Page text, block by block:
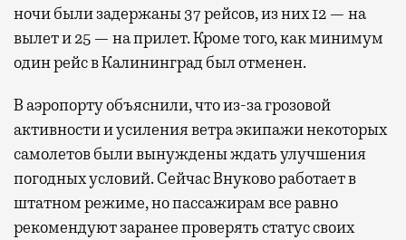
ночи были задержаны 37 рейсов, из них 12 — на
вылет и 25 — на прилет. Кроме того, как минимум
один рейс в Калининград был отменен.
В аэропорту объяснили, что из-за грозовой
активности и усиления ветра экипажи некоторых
самолетов были вынуждены ждать улучшения
погодных условий. Сейчас Внуково работает в
штатном режиме, но пассажирам все равно
рекомендуют заранее проверять статус своих